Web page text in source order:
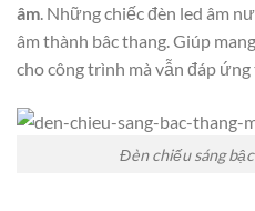
âm . Những chiếc đèn led âm
âm thành bâc thang. Giúp
cho công trình mà vẫn đáp ứng
Đèn chiếu sáng